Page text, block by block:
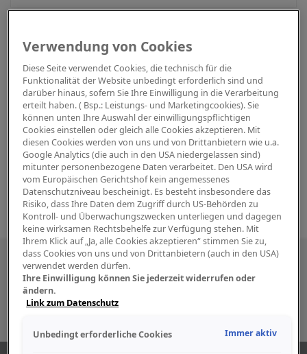
Besuchen Sie uns auch in den sozialen
Medien
Verwendung von Cookies
Diese Seite verwendet Cookies, die technisch für die
Funktionalität der Website unbedingt erforderlich sind und
darüber hinaus, sofern Sie Ihre Einwilligung in die Verarbeitung
erteilt haben. ( Bsp.: Leistungs- und Marketingcookies). Sie
können unten Ihre Auswahl der einwilligungspflichtigen
Cookies einstellen oder gleich alle Cookies akzeptieren. Mit
diesen Cookies werden von uns und von Drittanbietern wie u.a.
Google Analytics (die auch in den USA niedergelassen sind)
mitunter personenbezogene Daten verarbeitet. Den USA wird
vom Europäischen Gerichtshof kein angemessenes
Datenschutzniveau bescheinigt. Es besteht insbesondere das
Risiko, dass Ihre Daten dem Zugriff durch US-Behörden zu
Kontroll- und Überwachungszwecken unterliegen und dagegen
keine wirksamen Rechtsbehelfe zur Verfügung stehen. Mit
Ihrem Klick auf „Ja, alle Cookies akzeptieren“ stimmen Sie zu,
dass Cookies von uns und von Drittanbietern (auch in den USA)
verwendet werden dürfen.
Ihre Einwilligung können Sie jederzeit widerrufen oder
ändern.
Link zum Datenschutz
Unbedingt erforderliche Cookies Immer aktiv